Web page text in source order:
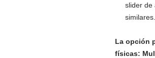
slider de
similares.
La opción
físicas: